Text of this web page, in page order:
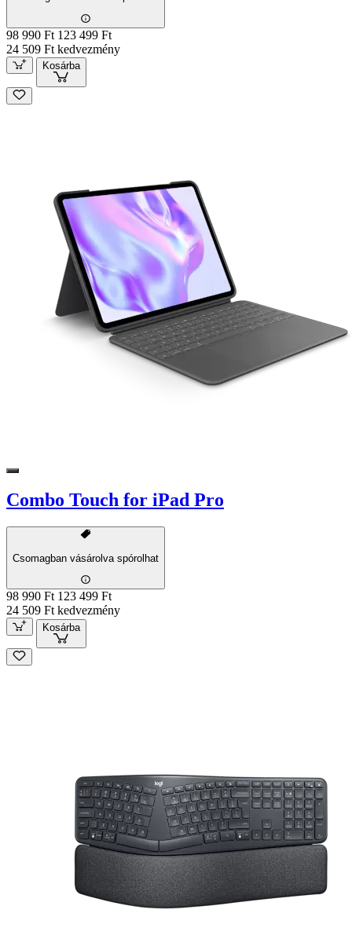
98 990 Ft 123 499 Ft
24 509 Ft kedvezmény
Kosárba
Combo Touch for iPad Pro
Csomagban vásárolva spórolhat
98 990 Ft 123 499 Ft
24 509 Ft kedvezmény
Kosárba